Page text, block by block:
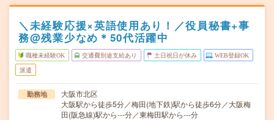
＼未経験応援×英語使用あり！／役員秘書+事
務@残業少なめ＊50代活躍中
職種未経験OK 交通費別途支給あり 土日祝日が休み WEB登録OK
派遣
勤務地
大阪市北区
大阪駅から徒歩5分／梅田(地下鉄)駅から徒歩6分／大阪梅
田(阪急線)駅から---分／東梅田駅から---分